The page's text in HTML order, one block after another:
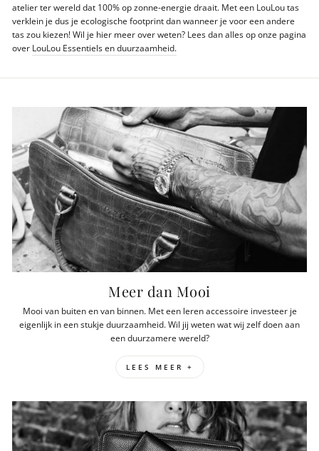
atelier ter wereld dat 100% op zonne-energie draait. Met een LouLou tas
verklein je dus je ecologische footprint dan wanneer je voor een andere
tas zou kiezen! Wil je hier meer over weten? Lees dan alles op onze pagina
over LouLou Essentiels en duurzaamheid.
Meer dan Mooi
Mooi van buiten en van binnen. Met een leren accessoire investeer je
eigenlijk in een stukje duurzaamheid. Wil jij weten wat wij zelf doen aan
een duurzamere wereld?
LEES MEER +